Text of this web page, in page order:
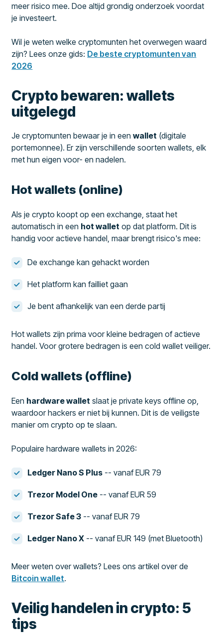
meer risico mee. Doe altijd grondig onderzoek voordat
je investeert.
Wil je weten welke cryptomunten het overwegen waard
zijn? Lees onze gids: De beste cryptomunten van
2026
Crypto bewaren: wallets
uitgelegd
Je cryptomunten bewaar je in eenwallet (digitale
portemonnee). Er zijn verschillende soorten wallets, elk
met hun eigen voor- en nadelen.
Hot wallets (online)
Als je crypto koopt op een exchange, staat het
automatisch in een hot wallet op dat platform. Dit is
handig voor actieve handel, maar brengt risico's mee:
De exchange kan gehackt worden
Het platform kan failliet gaan
Je bent afhankelijk van een derde partij
Hot wallets zijn prima voor kleine bedragen of actieve
handel. Voor grotere bedragen is een cold wallet veiliger.
Cold wallets (offline)
Een hardware wallet slaat je private keys offline op,
waardoor hackers er niet bij kunnen. Dit is de veiligste
manier om crypto op te slaan.
Populaire hardware wallets in 2026:
Ledger Nano S Plus -- vanaf EUR 79
Trezor Model One -- vanaf EUR 59
Trezor Safe 3 -- vanaf EUR 79
Ledger Nano X -- vanaf EUR 149 (met Bluetooth)
Meer weten over wallets? Lees ons artikel over de
Bitcoin wallet.
Veilig handelen in crypto: 5
tips